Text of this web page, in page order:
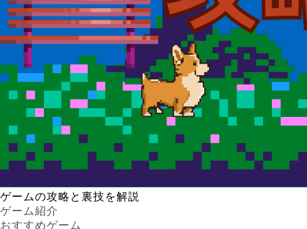
ゲームの攻略と裏技を解説
ゲーム紹介
おすすめゲーム